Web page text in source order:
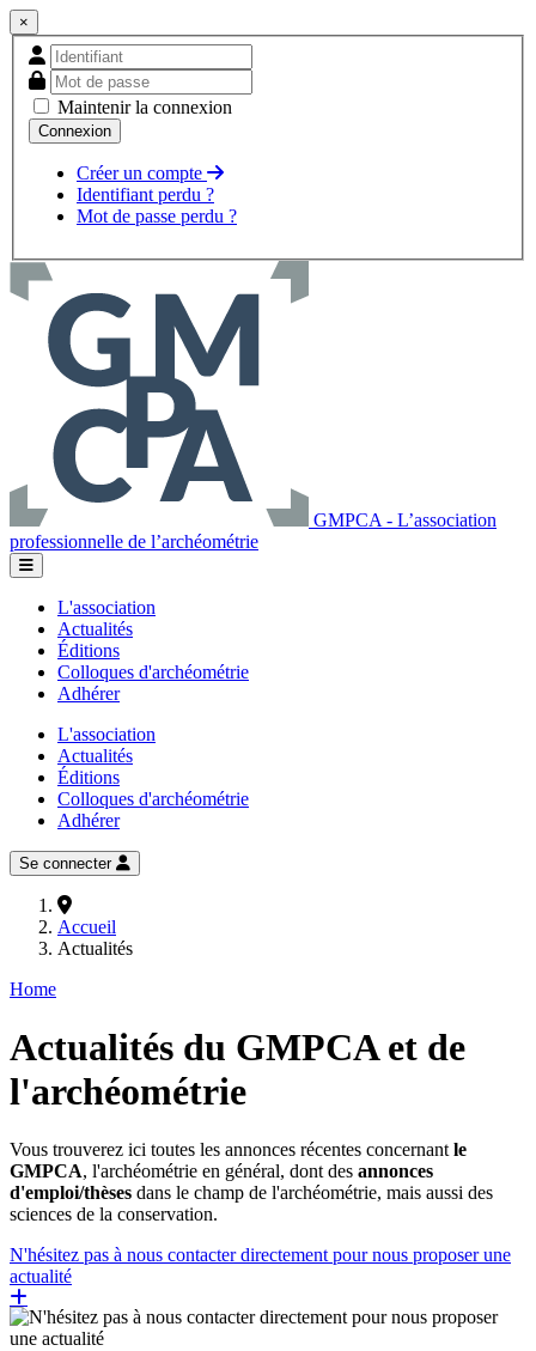
×
Maintenir la connexion
Créer un compte
Identifiant perdu ?
Mot de passe perdu ?
GMPCA - L’association
professionnelle de l’archéométrie
L'association
Actualités
Éditions
Colloques d'archéométrie
Adhérer
L'association
Actualités
Éditions
Colloques d'archéométrie
Adhérer
Se connecter
Accueil
Actualités
Home
Actualités du GMPCA et de
l'archéométrie
Vous trouverez ici toutes les annonces récentes concernantle
GMPCA, l'archéométrie en général, dont des annonces
d'emploi/thèses dans le champ de l'archéométrie, mais aussi des
sciences de la conservation.
N'hésitez pas à nous contacter directement pour nous proposer une
actualité